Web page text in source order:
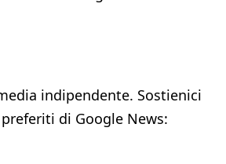
indipendente. Sostienici
di Google News: